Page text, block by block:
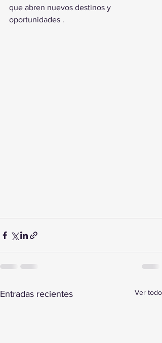
que abren nuevos destinos y
oportunidades .
Entradas recientes Ver todo